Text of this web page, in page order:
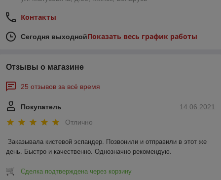
Контакты
Сегодня выходнойПоказать весь график работы
Отзывы о магазине
25 отзывов за всё время
14.06.2021
Покупатель
Отлично
Заказывала кистевой эспандер. Позвонили и отправили в этот же
день. Быстро и качественно. Однозначно рекомендую.
Сделка подтверждена через корзину